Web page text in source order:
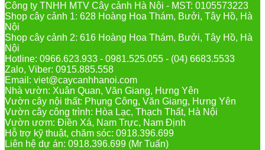
Công ty TNHH MTV Cây cảnh Hà Nội - MST: 0105573223
Shop cây cảnh 1: 628 Hoàng Hoa Thám, Bưởi, Tây Hồ, Hà
Nội
Shop cây cảnh 2: 616 Hoàng Hoa Thám, Bưởi, Tây Hồ, Hà
Nội
Hotline: 0966.623.933 - 0981.525.055 - (04) 6683.5533
Zalo, Viber: 0915.885.558
Email: viet@caycanhhanoi.com
Nhà vườn: Xuân Quan, Văn Giang, Hưng Yên
Vườn cây nội thất: Phụng Công, Văn Giang, Hưng Yên
Vườn cây công trình: Hòa Lạc, Thạch Thất, Hà Nội
Vườn ươm: Điền Xá, Nam Trực, Nam Định
Hỗ trợ kỹ thuật, chăm sóc: 0918.396.699
Liên hệ dự án: 0918.396.699 (Mr Tuấn)